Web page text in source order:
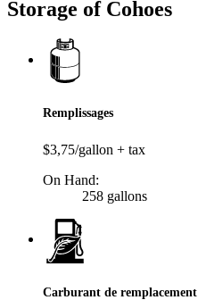
Storage of Cohoes
Remplissages
$3,75/gallon + tax
On Hand:
258 gallons
Carburant de remplacement